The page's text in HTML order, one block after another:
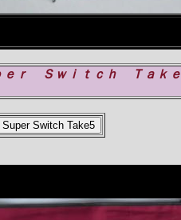
ｒ Ｓｗｉｔｃｈ Ｔａｋ